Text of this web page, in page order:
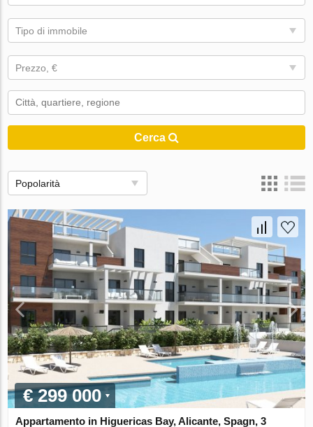
Tipo di immobile
Prezzo, €
Cerca
Popolarità
€ 299 000
Appartamento in Higuericas Bay, Alicante, Spagn, 3